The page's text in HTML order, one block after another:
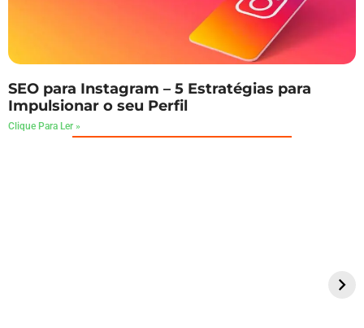
SEO para Instagram – 5 Estratégias para
Impulsionar o seu Perfil
Clique Para Ler »